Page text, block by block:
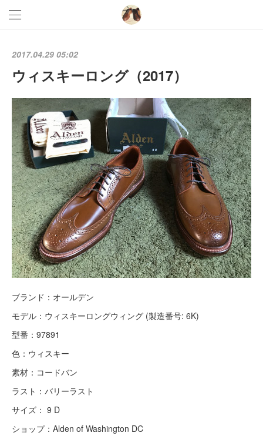
2017.04.29 05:02
ウィスキーロング（2017）
ブランド：オールデン
モデル：ウィスキーロングウィング (製造番号: 6K)
型番：97891
色：ウィスキー
素材：コードバン
ラスト：バリーラスト
サイズ： 9 D
ショップ：Alden of Washington DC